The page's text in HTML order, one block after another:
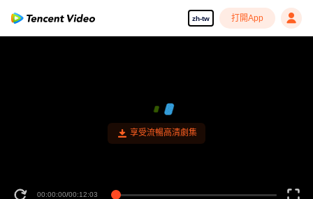
zh-tw 打開App
享受流暢高清劇集
00:00:00/00:12:03